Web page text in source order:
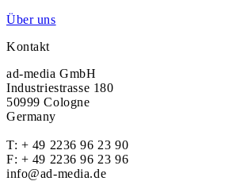
Über uns
Kontakt
ad-media GmbH
Industriestrasse 180
50999 Cologne
Germany
T: + 49 2236 96 23 90
F: + 49 2236 96 23 96
info@ad-media.de